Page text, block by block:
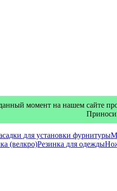
момент на нашем сайте
для установки фурнитуры
(велкро)Резинка для одежды